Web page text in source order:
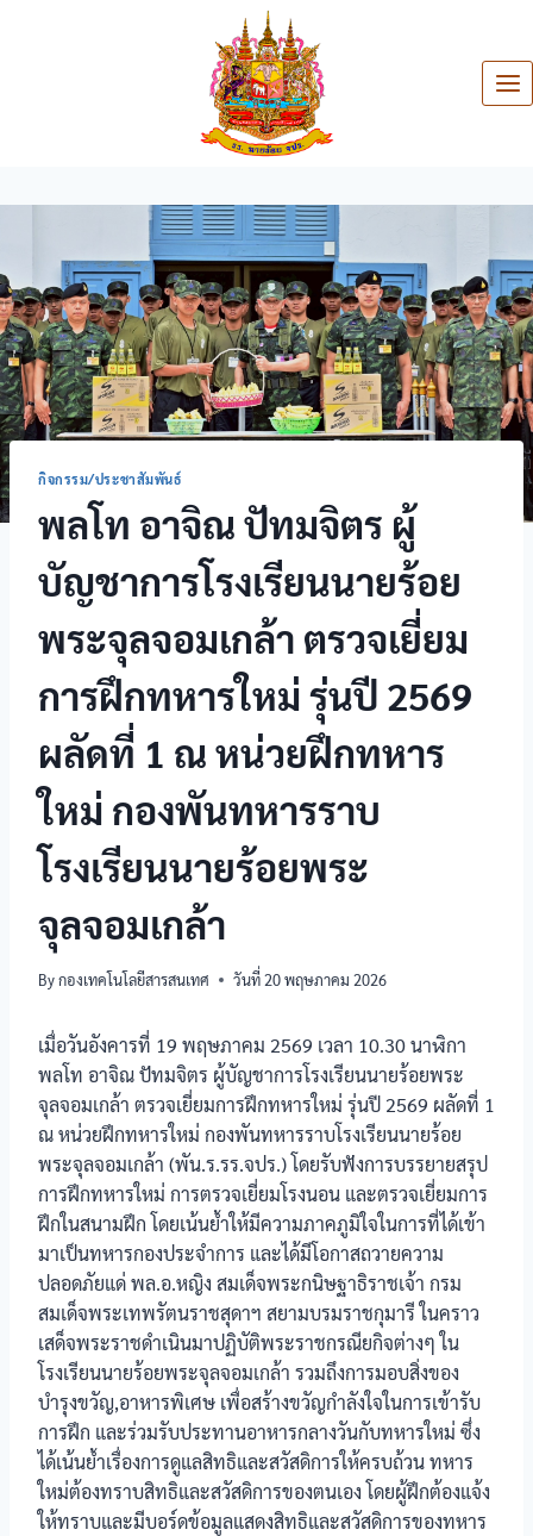
กิจกรรม/ประชาสัมพันธ์
พลโท อาจิณ ปัทมจิตร ผู้
บัญชาการโรงเรียนนายร้อย
พระจุลจอมเกล้า ตรวจเยี่ยม
การฝึกทหารใหม่ รุ่นปี 2569
ผลัดที่ 1 ณ หน่วยฝึกทหาร
ใหม่ กองพันทหารราบ
โรงเรียนนายร้อยพระ
จุลจอมเกล้า
Byกองเทคโนโลยีสารสนเทศ วันที่ 20 พฤษภาคม 2026
เมื่อวันอังคารที่ 19 พฤษภาคม 2569 เวลา 10.30 นาฬิกา
พลโท อาจิณ ปัทมจิตร ผู้บัญชาการโรงเรียนนายร้อยพระ
จุลจอมเกล้า ตรวจเยี่ยมการฝึกทหารใหม่ รุ่นปี 2569 ผลัดที่ 1
ณ หน่วยฝึกทหารใหม่ กองพันทหารราบโรงเรียนนายร้อย
พระจุลจอมเกล้า (พัน.ร.รร.จปร.) โดยรับฟังการบรรยายสรุป
การฝึกทหารใหม่ การตรวจเยี่ยมโรงนอน และตรวจเยี่ยมการ
ฝึกในสนามฝึก โดยเน้นย้ำให้มีความภาคภูมิใจในการที่ได้เข้า
มาเป็นทหารกองประจำการ และได้มีโอกาสถวายความ
ปลอดภัยแด่ พล.อ.หญิง สมเด็จพระกนิษฐาธิราชเจ้า กรม
สมเด็จพระเทพรัตนราชสุดาฯ สยามบรมราชกุมารี ในคราว
เสด็จพระราชดำเนินมาปฏิบัติพระราชกรณียกิจต่างๆ ใน
โรงเรียนนายร้อยพระจุลจอมเกล้า รวมถึงการมอบสิ่งของ
บำรุงขวัญ,อาหารพิเศษ เพื่อสร้างขวัญกำลังใจในการเข้ารับ
การฝึก และร่วมรับประทานอาหารกลางวันกับทหารใหม่ ซึ่ง
ได้เน้นย้ำเรื่องการดูแลสิทธิและสวัสดิการให้ครบถ้วน ทหาร
ใหม่ต้องทราบสิทธิและสวัสดิการของตนเอง โดยผู้ฝึกต้องแจ้ง
ให้ทราบและมีบอร์ดข้อมูลแสดงสิทธิและสวัสดิการของทหาร